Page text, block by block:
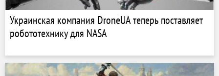
Украинская компания DroneUA теперь поставляет
робототехнику для NASA